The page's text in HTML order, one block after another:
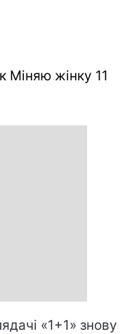
Міняю жінку 11
«1+1» знову